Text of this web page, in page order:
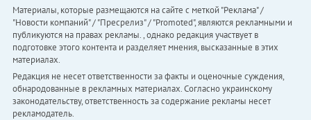
Материалы, которые размещаются на сайте с меткой "Реклама" /
"Новости компаний" / "Пресрелиз" / "Promoted", являются рекламными и
публикуются на правах рекламы. , однако редакция участвует в
подготовке этого контента и разделяет мнения, высказанные в этих
материалах.
Редакция не несет ответственности за факты и оценочные суждения,
обнародованные в рекламных материалах. Согласно украинскому
законодательству, ответственность за содержание рекламы несет
рекламодатель.